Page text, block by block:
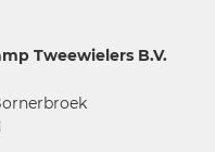
Tweewielers B.V.